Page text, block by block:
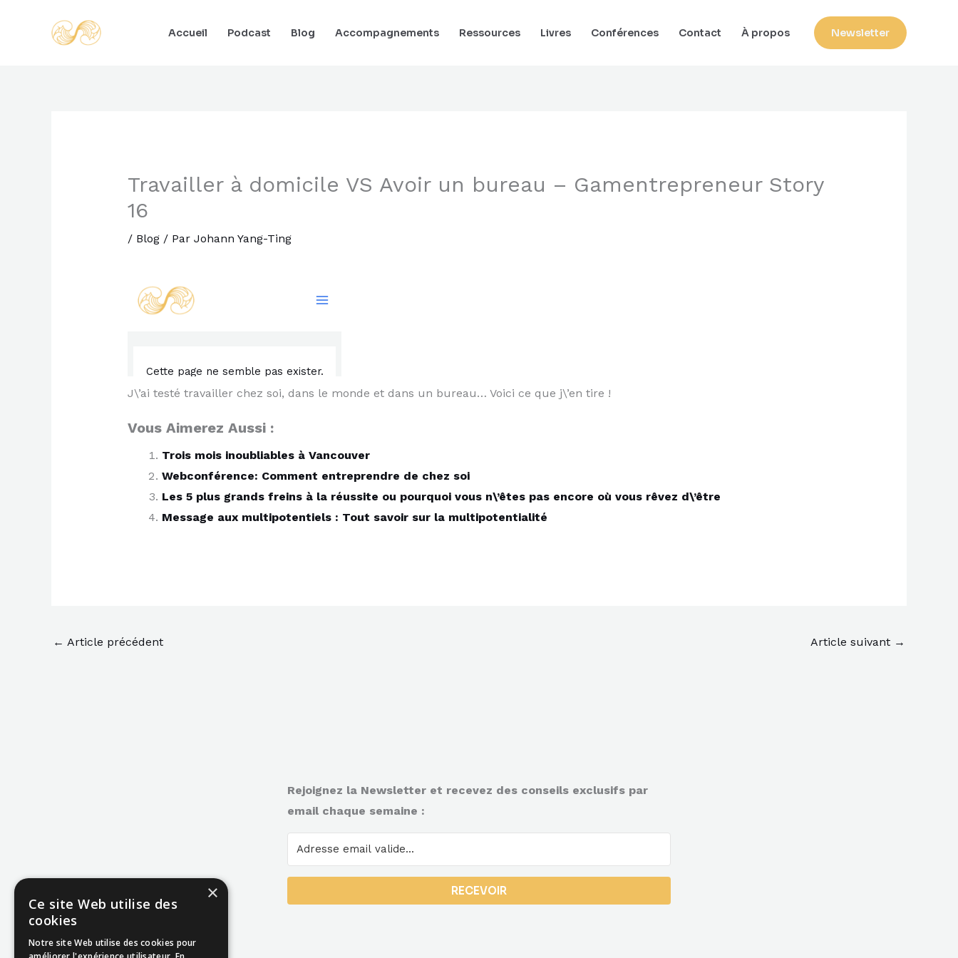
Accueil Podcast Blog Accompagnements Ressources Livres Conférences Contact À propos Newsletter
Travailler à domicile VS Avoir un bureau – Gamentrepreneur Story
16
/ Blog/ Par Johann Yang-Ting
J\’ai testé travailler chez soi, dans le monde et dans un bureau… Voici ce que j\’en tire !
Vous Aimerez Aussi :
Trois mois inoubliables à Vancouver
Webconférence: Comment entreprendre de chez soi
Les 5 plus grands freins à la réussite ou pourquoi vous n\’êtes pas encore où vous rêvez d\’être
Message aux multipotentiels : Tout savoir sur la multipotentialité
← Article précédent Article suivant →
Rejoignez la Newsletter et recevez des conseils exclusifs par
email chaque semaine :
RECEVOIR
×
Ce site Web utilise des
cookies
Notre site Web utilise des cookies pour